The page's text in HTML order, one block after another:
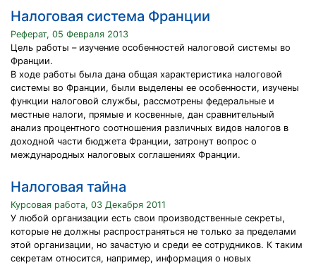
Налоговая система Франции
Реферат, 05 Февраля 2013
Цель работы – изучение особенностей налоговой системы во
Франции.
В ходе работы была дана общая характеристика налоговой
системы во Франции, были выделены ее особенности, изучены
функции налоговой службы, рассмотрены федеральные и
местные налоги, прямые и косвенные, дан сравнительный
анализ процентного соотношения различных видов налогов в
доходной части бюджета Франции, затронут вопрос о
международных налоговых соглашениях Франции.
Налоговая тайна
Курсовая работа, 03 Декабря 2011
У любой организации есть свои производственные секреты,
которые не должны распространяться не только за пределами
этой организации, но зачастую и среди ее сотрудников. К таким
секретам относится, например, информация о новых